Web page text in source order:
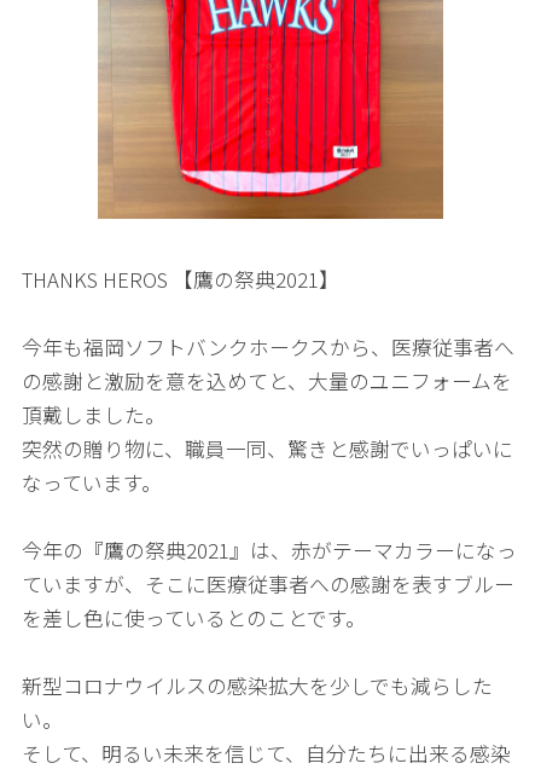
THANKS HEROS 【鷹の祭典2021】
今年も福岡ソフトバンクホークスから、医療従事者へ
の感謝と激励を意を込めてと、大量のユニフォームを
頂戴しました。
突然の贈り物に、職員一同、驚きと感謝でいっぱいに
なっています。
今年の『鷹の祭典2021』は、赤がテーマカラーになっ
ていますが、そこに医療従事者への感謝を表すブルー
を差し色に使っているとのことです。
新型コロナウイルスの感染拡大を少しでも減らした
い。
そして、明るい未来を信じて、自分たちに出来る感染